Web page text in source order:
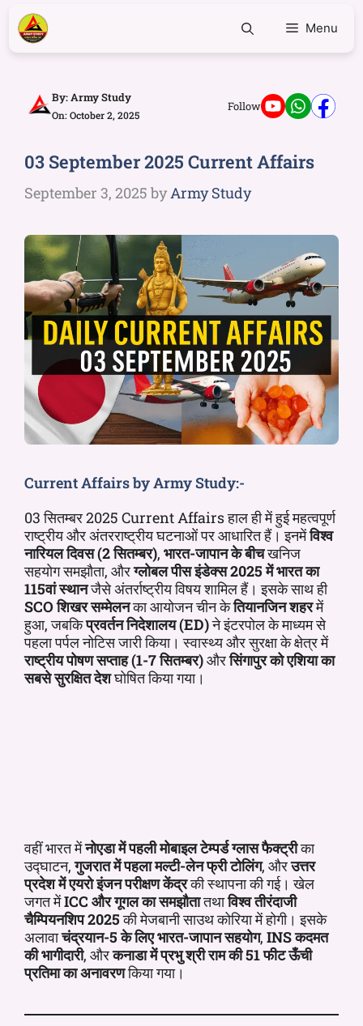
Menu
By:Army Study
On: October 2, 2025
Follow
03 September 2025 Current Affairs
September 3, 2025 byArmy Study
Current Affairs by Army Study:-
03 सितम्बर 2025 Current Affairs हाल ही में हुई महत्वपूर्ण
राष्ट्रीय और अंतरराष्ट्रीय घटनाओं पर आधारित हैं। इनमेंविश्व
नारियल दिवस (2 सितम्बर), भारत-जापान के बीचखनिज
सहयोग समझौता, औरग्लोबल पीस इंडेक्स 2025 में भारत का
115वां स्थानजैसे अंतर्राष्ट्रीय विषय शामिल हैं। इसके साथ ही
SCO शिखर सम्मेलनका आयोजन चीन केतियानजिन शहरमें
हुआ, जबकिप्रवर्तन निदेशालय (ED)ने इंटरपोल के माध्यम से
पहला पर्पल नोटिस जारी किया। स्वास्थ्य और सुरक्षा के क्षेत्र में
राष्ट्रीय पोषण सप्ताह (1-7 सितम्बर)औरसिंगापुर को एशिया का
सबसे सुरक्षित देशघोषित किया गया।
वहीं भारत मेंनोएडा में पहली मोबाइल टेम्पर्ड ग्लास फैक्ट्रीका
उद्घाटन,गुजरात में पहला मल्टी-लेन फ्री टोलिंग, औरउत्तर
प्रदेश में एयरो इंजन परीक्षण केंद्रकी स्थापना की गई। खेल
जगत मेंICC और गूगल का समझौतातथाविश्व तीरंदाजी
चैम्पियनशिप 2025की मेजबानी साउथ कोरिया में होगी। इसके
अलावाचंद्रयान-5 के लिए भारत-जापान सहयोग, INS कदमत
की भागीदारी, औरकनाडा में प्रभु श्री राम की 51 फीट ऊँची
प्रतिमा का अनावरणकिया गया।